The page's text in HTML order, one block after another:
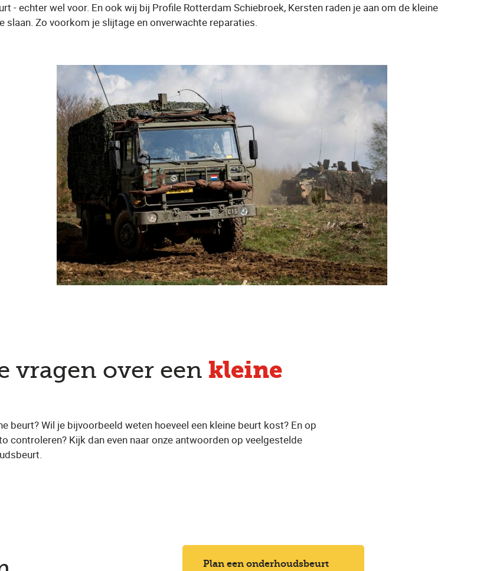
- echter wel voor. En ook wij bij Profile Rotterdam Schiebroek, Kersten raden je aan om de kleine
slaan. Zo voorkom je slijtage en onverwachte reparaties.
vragen over een kleine
beurt? Wil je bijvoorbeeld weten hoeveel een kleine beurt kost? En op
controleren? Kijk dan even naar onze antwoorden op veelgestelde
Plan een onderhoudsbeurt